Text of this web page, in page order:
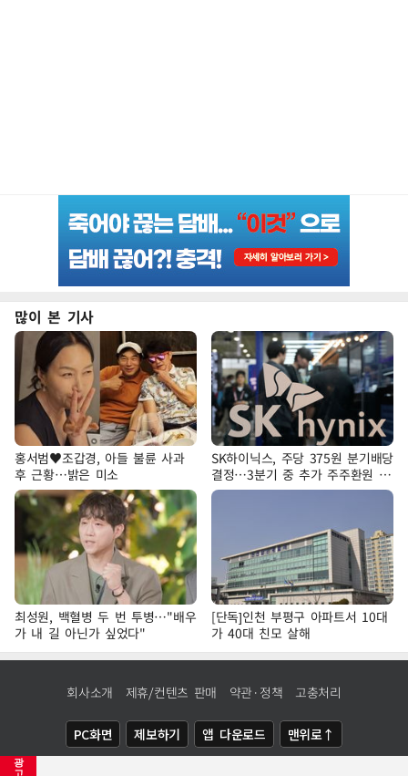
광
고
많이 본 기사
홍서범♥조갑경, 아들 불륜 사과
후 근황…밝은 미소
SK하이닉스, 주당 375원 분기배당
결정…3분기 중 추가 주주환원 발
표
최성원, 백혈병 두 번 투병…"배우
가 내 길 아닌가 싶었다"
[단독]인천 부평구 아파트서 10대
가 40대 친모 살해
회사소개 제휴/컨텐츠 판매 약관·정책 고충처리
PC화면 제보하기 앱 다운로드 맨위로↑